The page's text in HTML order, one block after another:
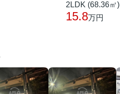
2LDK (68.36㎡)
15.8万円